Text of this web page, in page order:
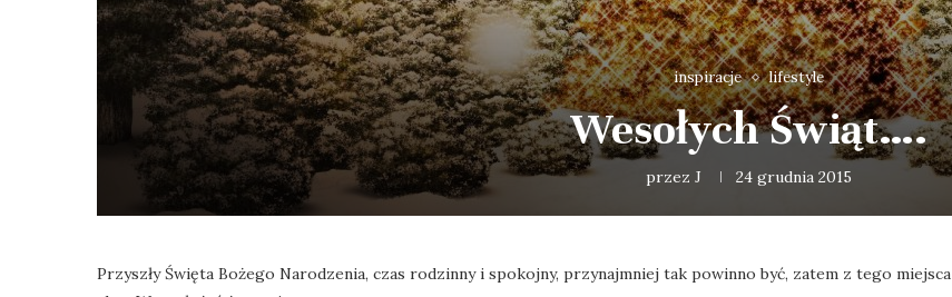
inspiracje lifestyle
Wesołych Świąt….
przez J 24 grudnia 2015
Przyszły Święta Bożego Narodzenia, czas rodzinny i spokojny, przynajmniej tak powinno być, zatem z tego miejsca